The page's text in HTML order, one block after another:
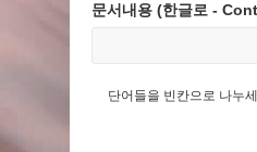
문서내용 (한글로 -
단어들을 빈칸으로 나누